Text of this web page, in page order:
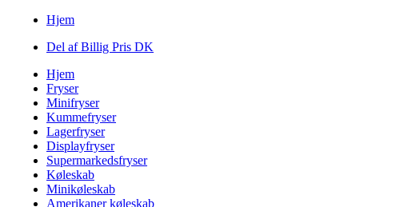
Hjem
Del af Billig Pris DK
Hjem
Fryser
Minifryser
Kummefryser
Lagerfryser
Displayfryser
Supermarkedsfryser
Køleskab
Minikøleskab
Amerikaner køleskab